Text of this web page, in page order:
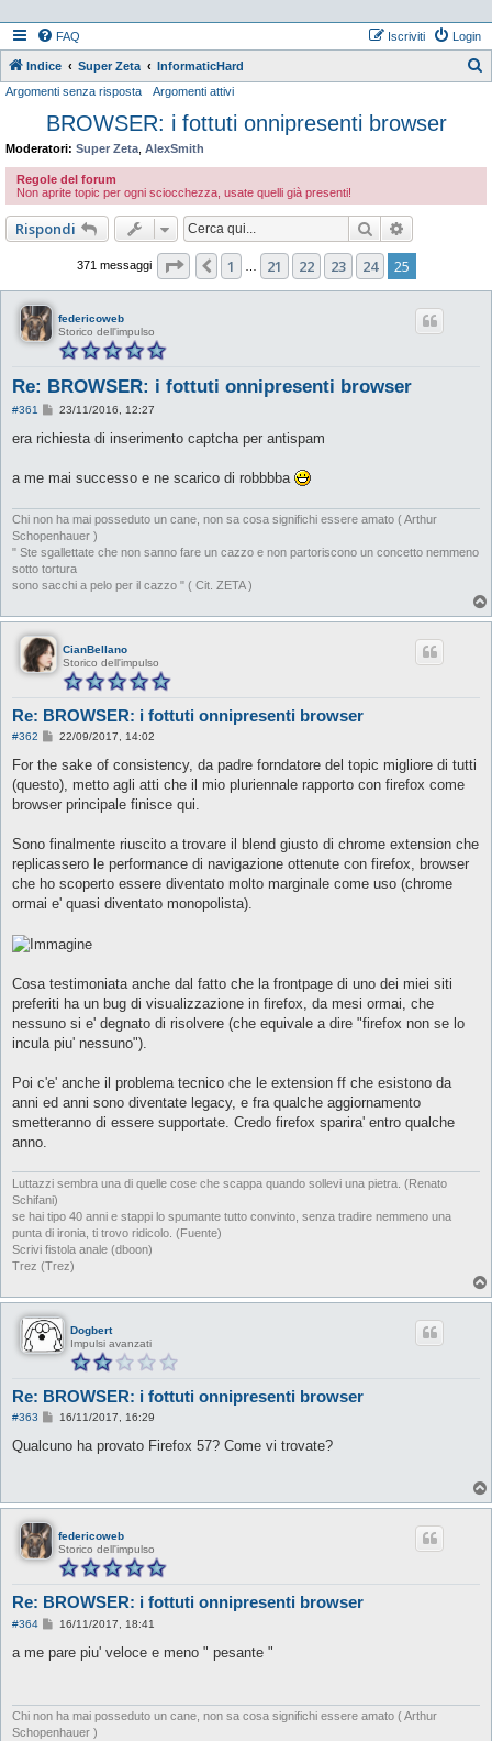
FAQ Login
Iscriviti
Indice Super Zeta InformaticHard
a
Argomenti senza risposta Argomenti attivi
BROWSER: i fottuti onnipresenti browser
Moderatori: Super Zeta AlexSmith
Regole del forum
Non aprite topic per ogni sciocchezza, usate quelli già presenti!
Rispondi Cerca
371 messaggi Pagina 25di25
Precedente
1 21 22 23 24 25
federicoweb
Storico dell'impulso
Re: BROWSER: i fottuti onnipresenti browser
#361
M
s
g
o
23/11/2016, 12:27
era richiesta di inserimento captcha per antispam
a me mai successo e ne scarico di robbbba
Chi non ha mai posseduto un cane, non sa cosa significhi essere amato ( Arthur
Schopenhauer )
" Ste sgallettate che non sanno fare un cazzo e non partoriscono un concetto nemmeno
sotto tortura
sono sacchi a pelo per il cazzo " ( Cit. ZETA )
CianBellano
Storico dell'impulso
Re: BROWSER: i fottuti onnipresenti browser
#362
M
s
a
g
o
22/09/2017, 14:02
For the sake of consistency, da padre forndatore del topic migliore di tutti
(questo), metto agli atti che il mio pluriennale rapporto con firefox come
browser principale finisce qui.
Sono finalmente riuscito a trovare il blend giusto di chrome extension che
replicassero le performance di navigazione ottenute con firefox, browser
che ho scoperto essere diventato molto marginale come uso (chrome
ormai e' quasi diventato monopolista).
Cosa testimoniata anche dal fatto che la frontpage di uno dei miei siti
preferiti ha un bug di visualizzazione in firefox, da mesi ormai, che
nessuno si e' degnato di risolvere (che equivale a dire "firefox non se lo
incula piu' nessuno").
Poi c'e' anche il problema tecnico che le extension ff che esistono da
anni ed anni sono diventate legacy, e fra qualche aggiornamento
smetteranno di essere supportate. Credo firefox sparira' entro qualche
anno.
Luttazzi sembra una di quelle cose che scappa quando sollevi una pietra. (Renato
Schifani)
se hai tipo 40 anni e stappi lo spumante tutto convinto, senza tradire nemmeno una
punta di ironia, ti trovo ridicolo. (Fuente)
Scrivi fistola anale (dboon)
Trez (Trez)
Dogbert
Impulsi avanzati
Re: BROWSER: i fottuti onnipresenti browser
#363
M
s
i
16/11/2017, 16:29
Qualcuno ha provato Firefox 57? Come vi trovate?
federicoweb
Storico dell'impulso
Re: BROWSER: i fottuti onnipresenti browser
#364
M
s
i
o
16/11/2017, 18:41
a me pare piu' veloce e meno " pesante "
Chi non ha mai posseduto un cane, non sa cosa significhi essere amato ( Arthur
Schopenhauer )